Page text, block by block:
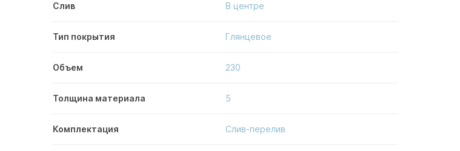
Слив В центре
Тип покрытия Глянцевое
Объем 230
Толщина материала 5
Комплектация Слив-перелив